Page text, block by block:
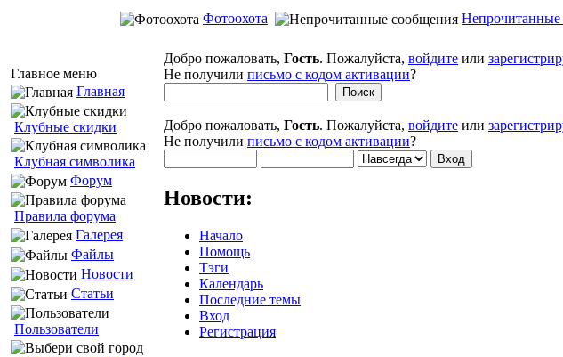
Фотоохота
Главное меню
Главная
Клубные скидки
Клубная символика
Форум
Правила форума
Галерея
Файлы
Новости
Статьи
Пользователи
Добро пожаловать, Гость. Пожалуйста, войдите или
Не получили письмо с кодом активации?
Добро пожаловать, Гость. Пожалуйста, войдите или
Не получили письмо с кодом активации?
Новости:
Начало
Помощь
Тэги
Календарь
Последние темы
Вход
Регистрация